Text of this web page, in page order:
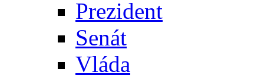
Prezident
Senát
Vláda